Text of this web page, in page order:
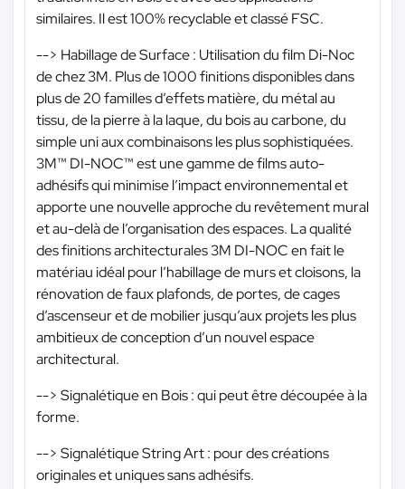
similaires. Il est 100% recyclable et classé FSC.
--> Habillage de Surface : Utilisation du film Di-Noc
de chez 3M. Plus de 1000 finitions disponibles dans
plus de 20 familles d’effets matière, du métal au
tissu, de la pierre à la laque, du bois au carbone, du
simple uni aux combinaisons les plus sophistiquées.
3M™ DI-NOC™ est une gamme de films auto-
adhésifs qui minimise l’impact environnemental et
apporte une nouvelle approche du revêtement mural
et au-delà de l’organisation des espaces. La qualité
des finitions architecturales 3M DI-NOC en fait le
matériau idéal pour l’habillage de murs et cloisons, la
rénovation de faux plafonds, de portes, de cages
d’ascenseur et de mobilier jusqu’aux projets les plus
ambitieux de conception d’un nouvel espace
architectural.
--> Signalétique en Bois : qui peut être découpée à la
forme.
--> Signalétique String Art : pour des créations
originales et uniques sans adhésifs.